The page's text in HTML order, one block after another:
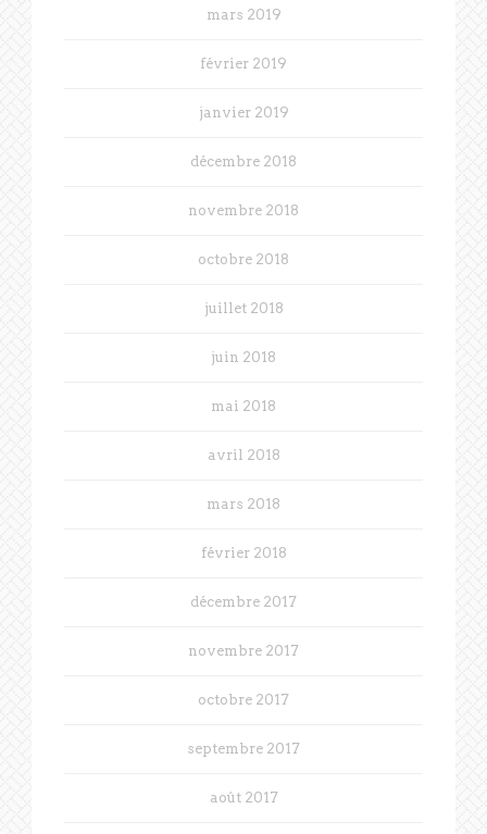
mars 2019
février 2019
janvier 2019
décembre 2018
novembre 2018
octobre 2018
juillet 2018
juin 2018
mai 2018
avril 2018
mars 2018
février 2018
décembre 2017
novembre 2017
octobre 2017
septembre 2017
août 2017